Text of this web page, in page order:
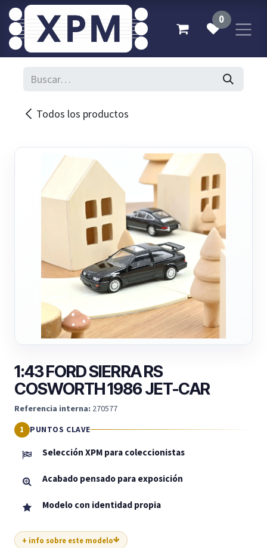
Ir al contenido
0
Todos los productos
1:43 FORD SIERRA RS
COSWORTH 1986 JET-CAR
Referencia interna: 270577
PUNTOS CLAVE
Selección XPM para coleccionistas
Acabado pensado para exposición
Modelo con identidad propia
+ info sobre este modelo